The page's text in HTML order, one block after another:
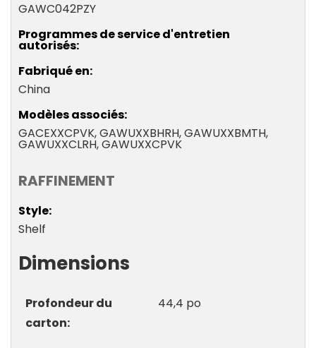
GAWC042PZY
Programmes de service d'entretien
autorisés
Fabriqué en
China
Modèles associés
GACEXXCPVK, GAWUXXBHRH, GAWUXXBMTH,
GAWUXXCLRH, GAWUXXCPVK
RAFFINEMENT
Style
Shelf
Dimensions
Profondeur du
carton
44,4 po